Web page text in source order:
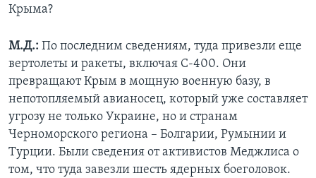
Крыма?
М.Д.: По последним сведениям, туда привезли еще
вертолеты и ракеты, включая С-400. Они
превращают Крым в мощную военную базу, в
непотопляемый авианосец, который уже составляет
угрозу не только Украине, но и странам
Черноморского региона – Болгарии, Румынии и
Турции. Были сведения от активистов Меджлиса о
том, что туда завезли шесть ядерных боеголовок.